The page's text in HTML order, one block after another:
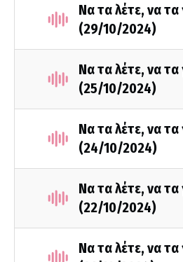
Να τα λέτε, να
(29/10/2024)
Να τα λέτε, να
(25/10/2024)
Να τα λέτε, να
(24/10/2024)
Να τα λέτε, να
(22/10/2024)
Να τα λέτε, να